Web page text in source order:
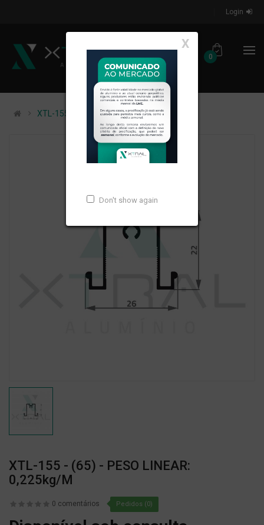
Login
0
X
Don't show again
XTL-155 - (65) - PESO LINEAR: 0,225kg/m
XTL-155 - (65) - PESO LINEAR:
0,225kg/m
0 comentários Pedidos (0)